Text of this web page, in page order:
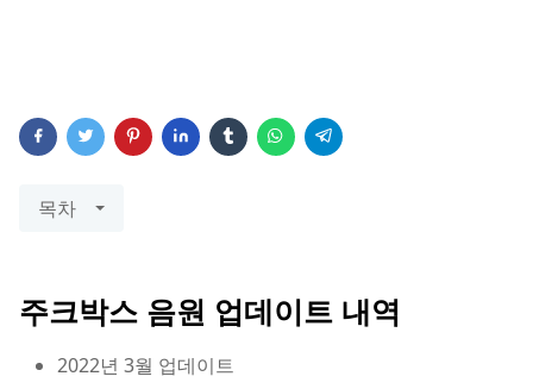
목차
주크박스 음원 업데이트 내역
2022년 3월 업데이트